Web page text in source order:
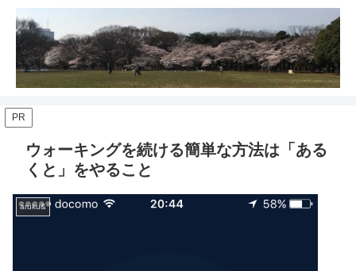
PR
ウォーキングを続ける簡単な方法は「ある
くと」をやること
aruku&